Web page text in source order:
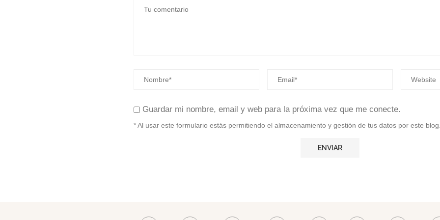
Guardar mi nombre, email y web para la próxima vez que me conecte.
* Al usar este formulario estás permitiendo el almacenamiento y gestión de tus datos por este